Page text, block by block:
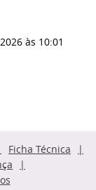
às 10:01
Ficha Técnica